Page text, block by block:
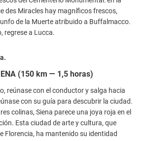
des Miracles hay magníficos frescos,
de la Muerte atribuido a Buffalmacco.
regrese a Lucca.
(150 km — 1,5 horas)
reúnase con el conductor y salga hacia
con su guía para descubrir la ciudad.
colinas, Siena parece una joya roja en el
Esta ciudad de arte y cultura, que
Florencia, ha mantenido su identidad